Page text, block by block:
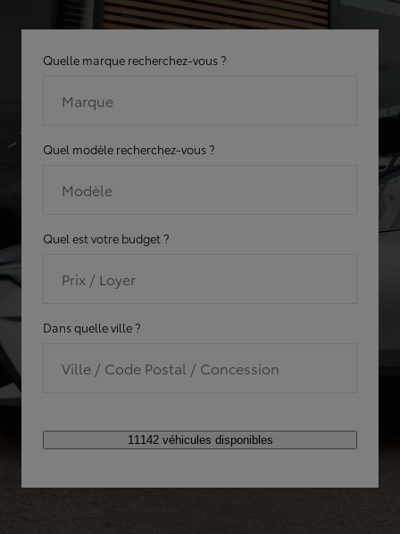
Quelle marque recherchez-vous ?
Marque
Quel modèle recherchez-vous ?
Modèle
Quel est votre budget ?
Prix / Loyer
Dans quelle ville ?
Ville / Code Postal / Concession
11142 véhicules disponibles